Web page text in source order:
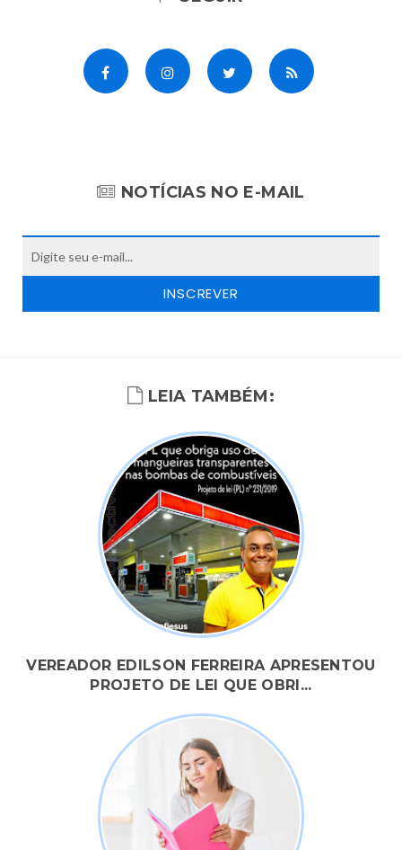
NOTÍCIAS NO E-MAIL
LEIA TAMBÉM:
VEREADOR EDILSON FERREIRA APRESENTOU
PROJETO DE LEI QUE OBRI...